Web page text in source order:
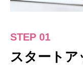
STEP 01
スタートア